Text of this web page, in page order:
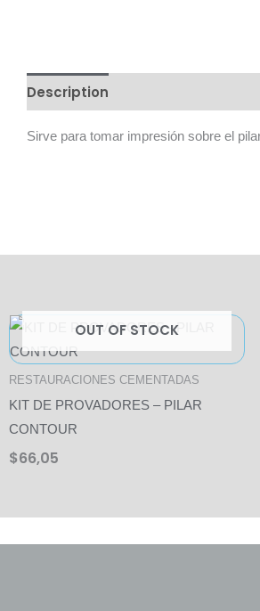
Description
Sirve para tomar impresión sobre el
OUT OF STOCK
RESTAURACIONES CEMENTADAS
KIT DE PROVADORES – PILAR
CONTOUR
$66,05